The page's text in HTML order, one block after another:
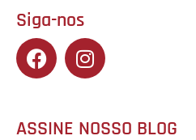
Siga-nos
ASSINE NOSSO BLOG